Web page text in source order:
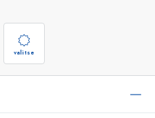
valitse